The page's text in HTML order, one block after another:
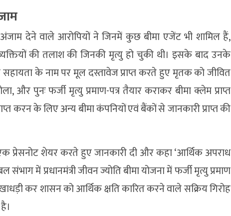
देने वाले आरोपियों ने जिनमें कुछ बीमा एजेंट भी शामिल हैं,
की तलाश की जिनकी मृत्यु हो चुकी थी। इसके बाद उनके
सहायता के नाम पर मूल दस्तावेज प्राप्त करते हुए मृतक को जीवित
पुनः फर्जी मृत्यु प्रमाण-पत्र तैयार कराकर बीमा क्लेम प्राप्त
करन के लिए अन्य बीमा कंपनियों एवं बैंकों से जानकारी प्राप्त की
प्रेसनोट शेयर करते हुए जानकारी दी और कहा ‘आर्थिक अपराध
संभाग में प्रधानमंत्री जीवन ज्योति बीमा योजना में फर्जी मृत्यु प्रमाण
कर शासन को आर्थिक क्षति कारित करने वाले सक्रिय गिरोह